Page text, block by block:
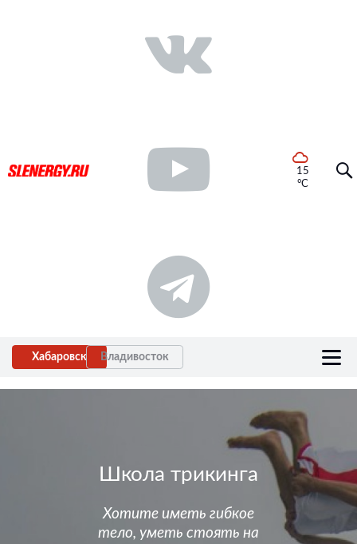
15
°C
Хабаровск Владивосток
Школа трикинга
Хотите иметь гибкое
тело, уметь стоять на